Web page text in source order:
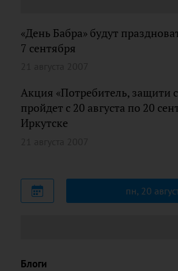
«День Бабра» будут
7 сентября
Акция «Потребитель, защити
пройдет с 20 августа по 20
Иркутске
пн, 20
Блоги